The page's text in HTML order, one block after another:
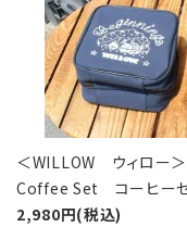
＜WILLOW ウィロー
Coffee Set コーヒーセ
2,980円(税込)